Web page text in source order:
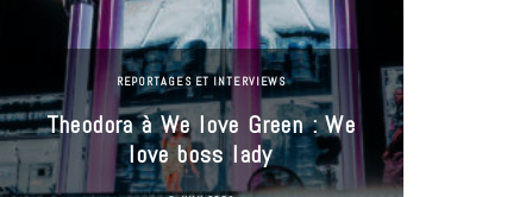
REPORTAGES ET INTERVIEWS
Theodora à We love Green : We
love boss lady